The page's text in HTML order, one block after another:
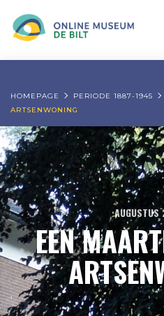
HOMEPAGE PERIODE 1887-1945
ARTSENWONING
EEN